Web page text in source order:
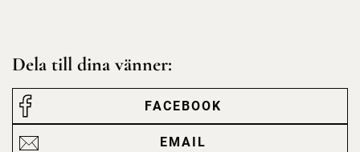
Dela till dina vänner:
FACEBOOK
EMAIL